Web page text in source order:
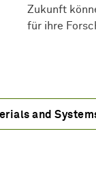
Zukunft
für ihre
and